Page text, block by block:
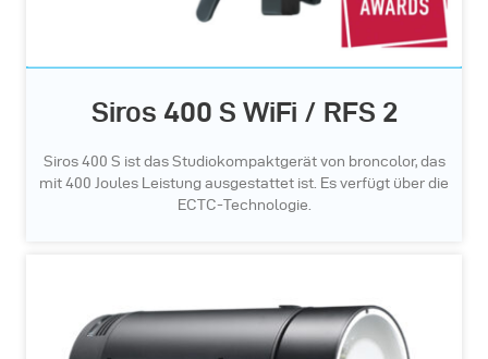
Siros 400 S WiFi / RFS 2
Siros 400 S ist das Studiokompaktgerät von broncolor, das
mit 400 Joules Leistung ausgestattet ist. Es verfügt über die
ECTC-Technologie.